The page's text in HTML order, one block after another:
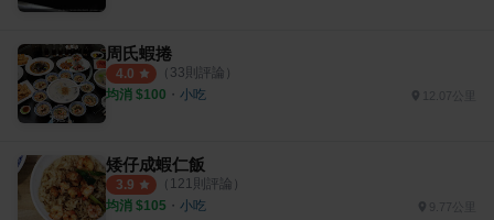
周氏蝦捲
4.0 （ 33則評論）
均消 $100 ・ 小吃
矮仔成蝦仁飯
3.9 （ 121則評論）
均消 $105 ・ 小吃